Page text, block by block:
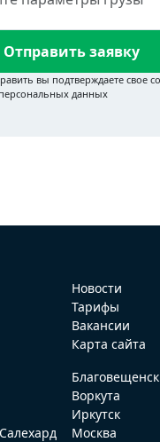
Отправить заявку
Новости
Тарифы
Вакансии
Карта сайта
Благовещенск
Воркута
Иркутск
Москва